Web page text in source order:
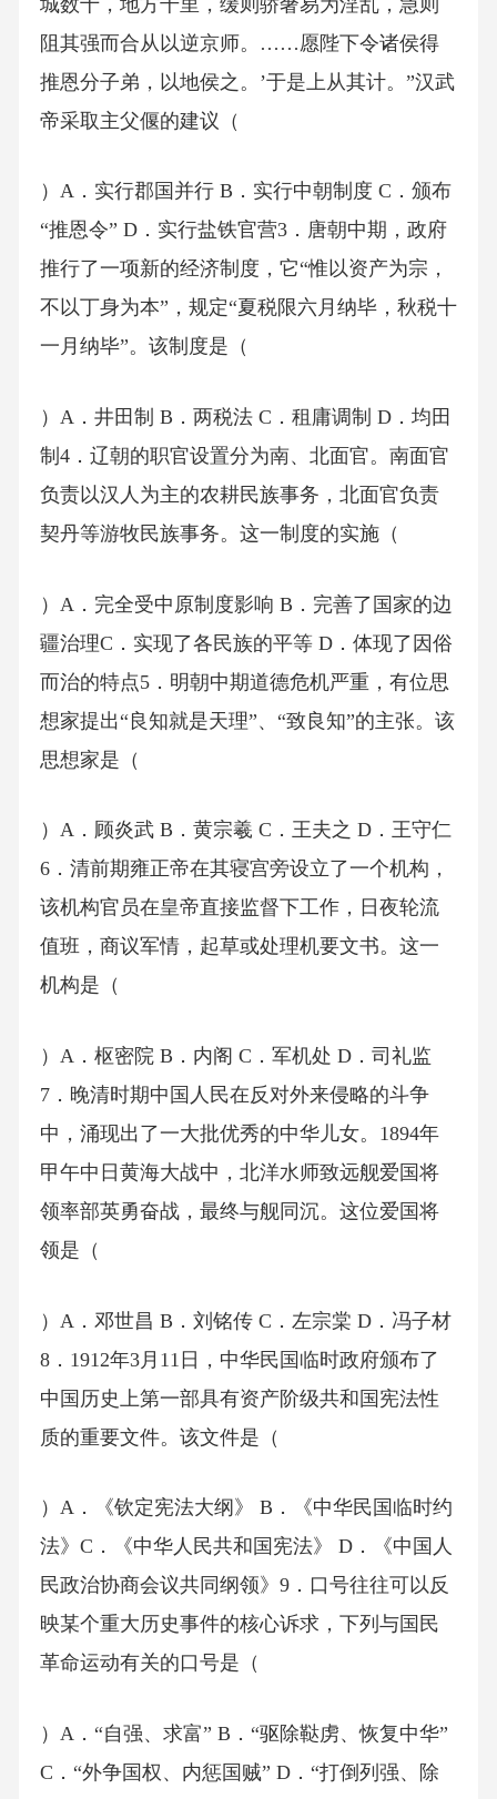
阻其强而合从以逆京师。……愿陛下令诸侯得
推恩分子弟，以地侯之。’于是上从其计。”汉武
帝采取主父偃的建议（
）A．实行郡国并行 B．实行中朝制度 C．颁布
“推恩令” D．实行盐铁官营3．唐朝中期，政府
推行了一项新的经济制度，它“惟以资产为宗，
不以丁身为本”，规定“夏税限六月纳毕，秋税十
一月纳毕”。该制度是（
）A．井田制 B．两税法 C．租庸调制 D．均田
制4．辽朝的职官设置分为南、北面官。南面官
负责以汉人为主的农耕民族事务，北面官负责
契丹等游牧民族事务。这一制度的实施（
）A．完全受中原制度影响 B．完善了国家的边
疆治理C．实现了各民族的平等 D．体现了因俗
而治的特点5．明朝中期道德危机严重，有位思
想家提出“良知就是天理”、“致良知”的主张。该
思想家是（
）A．顾炎武 B．黄宗羲 C．王夫之 D．王守仁
6．清前期雍正帝在其寝宫旁设立了一个机构，
该机构官员在皇帝直接监督下工作，日夜轮流
值班，商议军情，起草或处理机要文书。这一
机构是（
）A．枢密院 B．内阁 C．军机处 D．司礼监
7．晚清时期中国人民在反对外来侵略的斗争
中，涌现出了一大批优秀的中华儿女。1894年
甲午中日黄海大战中，北洋水师致远舰爱国将
领率部英勇奋战，最终与舰同沉。这位爱国将
领是（
）A．邓世昌 B．刘铭传 C．左宗棠 D．冯子材
8．1912年3月11日，中华民国临时政府颁布了
中国历史上第一部具有资产阶级共和国宪法性
质的重要文件。该文件是（
）A．《钦定宪法大纲》 B．《中华民国临时约
法》C．《中华人民共和国宪法》 D．《中国人
民政治协商会议共同纲领》9．口号往往可以反
映某个重大历史事件的核心诉求，下列与国民
革命运动有关的口号是（
）A．“自强、求富” B．“驱除鞑虏、恢复中华”
C．“外争国权、内惩国贼” D．“打倒列强、除